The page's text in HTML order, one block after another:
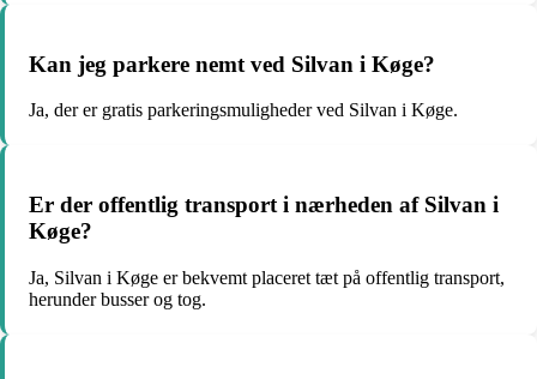
Kan jeg parkere nemt ved Silvan i Køge?
Ja, der er gratis parkeringsmuligheder ved Silvan i Køge.
Er der offentlig transport i nærheden af Silvan i
Køge?
Ja, Silvan i Køge er bekvemt placeret tæt på offentlig transport,
herunder busser og tog.